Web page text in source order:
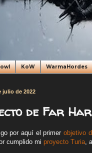
KoW WarmaHordes
julio de 2022
de Far
por aquí el primerobjetivo
cumplido mi proyecto Turia,